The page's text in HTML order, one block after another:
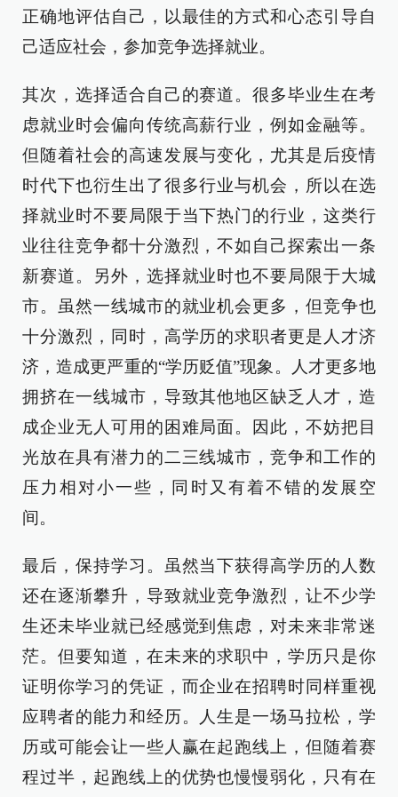
正确地评估自己，以最佳的方式和心态引导自
己适应社会，参加竞争选择就业。
其次，选择适合自己的赛道。很多毕业生在考
虑就业时会偏向传统高薪行业，例如金融等。
但随着社会的高速发展与变化，尤其是后疫情
时代下也衍生出了很多行业与机会，所以在选
择就业时不要局限于当下热门的行业，这类行
业往往竞争都十分激烈，不如自己探索出一条
新赛道。另外，选择就业时也不要局限于大城
市。虽然一线城市的就业机会更多，但竞争也
十分激烈，同时，高学历的求职者更是人才济
济，造成更严重的“学历贬值”现象。人才更多地
拥挤在一线城市，导致其他地区缺乏人才，造
成企业无人可用的困难局面。因此，不妨把目
光放在具有潜力的二三线城市，竞争和工作的
压力相对小一些，同时又有着不错的发展空
间。
最后，保持学习。虽然当下获得高学历的人数
还在逐渐攀升，导致就业竞争激烈，让不少学
生还未毕业就已经感觉到焦虑，对未来非常迷
茫。但要知道，在未来的求职中，学历只是你
证明你学习的凭证，而企业在招聘时同样重视
应聘者的能力和经历。人生是一场马拉松，学
历或可能会让一些人赢在起跑线上，但随着赛
程过半，起跑线上的优势也慢慢弱化，只有在